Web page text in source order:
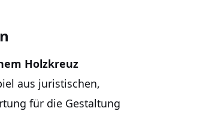
Holzkreuz
aus juristischen,
für die Gestaltung